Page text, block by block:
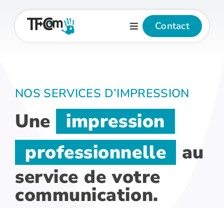
contenu
Contact
NOS SERVICES D’IMPRESSION
Une
impression
professionnelle
au
service de votre
communication.